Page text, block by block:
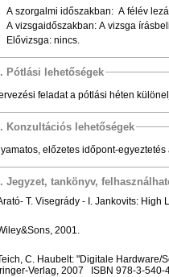
A szorgalmi időszakban: A félév
A vizsgaidőszakban: A vizsga
Elővizsga: nincs.
Pótlási lehetőségek
feladat a pótlási héten
Konzultációs lehetőségek
előzetes időpont-egyeztetés
Jegyzet, tankönyv,
T. Visegrády - I. Jankovits:
2001.
C. Haubelt: "Digitale Hardware/
Verlag, 2007
ISBN 978-3-540-